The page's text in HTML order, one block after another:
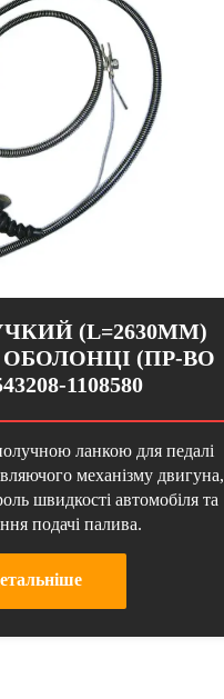
(L=2630ММ)
ОБОЛОНЦІ (ПР-ВО
1108580
ланкою для педалі
механізму двигуна,
швидкості автомобіля та
подачі палива.